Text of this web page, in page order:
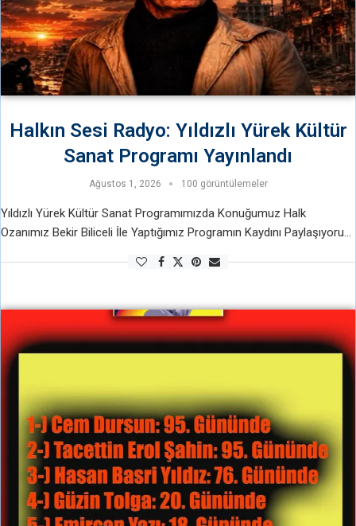
Halkın Sesi Radyo: Yıldızlı Yürek Kültür
Sanat Programı Yayınlandı
Ağustos 1, 2026 100 görüntülemeler
Yıldızlı Yürek Kültür Sanat Programımızda Konuğumuz Halk
Ozanımız Bekir Biliceli İle Yaptığımız Programın Kaydını Paylaşıyoruz,
edeceğiz. Halk için sanat halkın sanatçıları var oldukça …